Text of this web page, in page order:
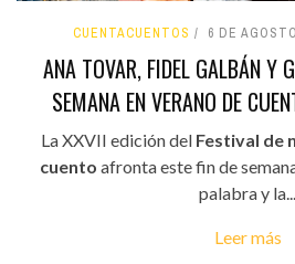
CUENTACUENTOS 6 DE AGOSTO
ANA TOVAR, FIDEL GALBÁN Y
SEMANA EN VERANO DE
La XXVII edición del Festival de
cuento afronta este fin de
palabra y la...
Leer más